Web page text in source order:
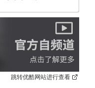
跳转优酷网站进行查看